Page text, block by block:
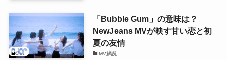
「Bubble Gum」の意味は？
NewJeans MVが映す甘い恋と初
夏の友情
MV解説